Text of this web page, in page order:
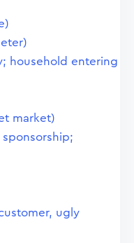
household entering
market)
ugly